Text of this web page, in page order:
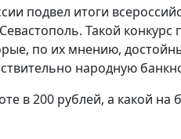
подвел итоги
Такой конкурс
по их мнению,
народную
в 200 рублей, а какой на